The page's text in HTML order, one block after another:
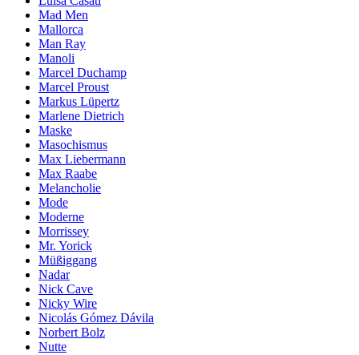
Mad Men
Mallorca
Man Ray
Manoli
Marcel Duchamp
Marcel Proust
Markus Lüpertz
Marlene Dietrich
Maske
Masochismus
Max Liebermann
Max Raabe
Melancholie
Mode
Moderne
Morrissey
Mr. Yorick
Müßiggang
Nadar
Nick Cave
Nicky Wire
Nicolás Gómez Dávila
Norbert Bolz
Nutte